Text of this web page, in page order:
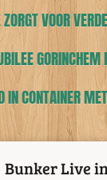
ZORGT VOOR
GORINCHEM
IN CONTAINER
Bunker Live